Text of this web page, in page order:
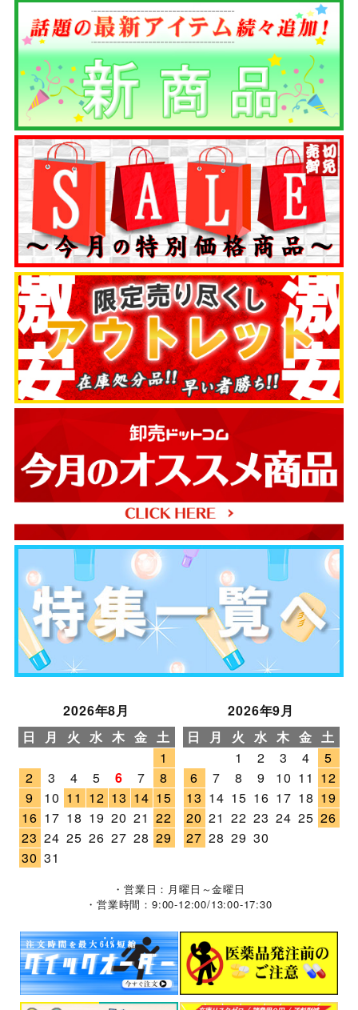
2026年8月
日
月 火 水 木 金 土
1
2
3 4 5 6 7
8
9
10 11 12 13 14 15
16 17 18 19 20 21 22
23 24 25 26 27 28 29
30 31
2026年9月
日
月 火 水 木 金 土
1
2 3 4
5
6
7 8 9 10 11 12
13 14 15 16 17 18 19
20 21 22 23 24 25 26
27 28 29 30
・営業日：月曜日～金曜日
・営業時間：9:00-12:00/13:00-17:30